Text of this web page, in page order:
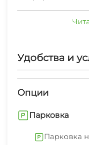
вокзала и центра
предусмотрено
закрытой
Династия,
красоты, две
оснащены
Удобства и
Опции
Парковка
Парковка